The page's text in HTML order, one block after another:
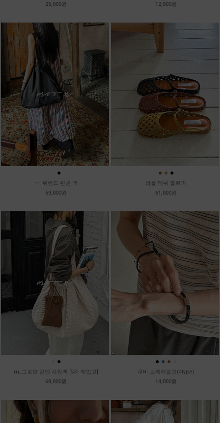
25,000원
12,000원
●
m_위켄드 린넨 백
59,000원
● ● ●
와플 메쉬 블로퍼
61,000원
●
m_그로브 린넨 셔링백 [5차 재입고]
68,000원
● ● ●
쿠바 브레이슬릿(4type)
14,000원